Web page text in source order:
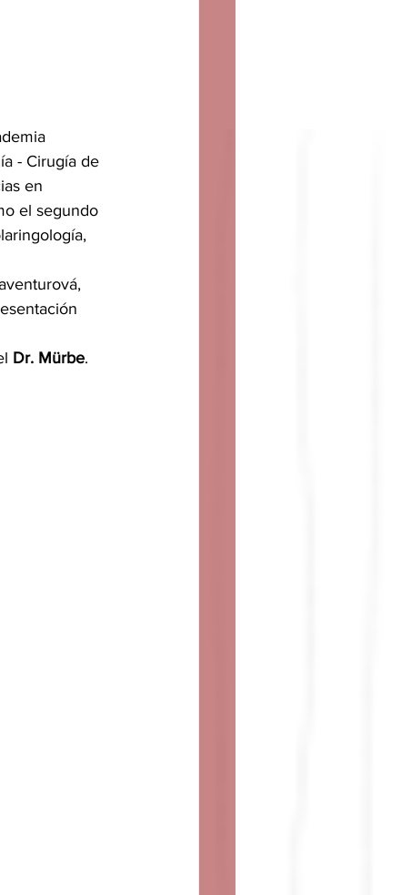
- Cirugía de
en
el segundo
Dr. Mürbe.